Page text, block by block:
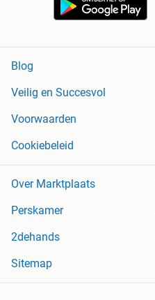
Blog
Veilig en Succesvol
Voorwaarden
Cookiebeleid
Over Marktplaats
Perskamer
2dehands
Sitemap